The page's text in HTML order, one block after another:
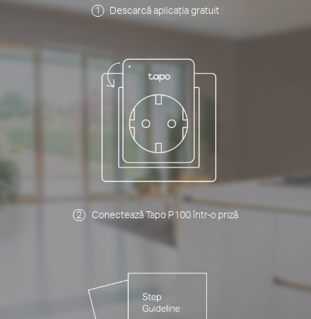
Descarcă aplicația gratuit
Conectează Tapo P100 într-o priză